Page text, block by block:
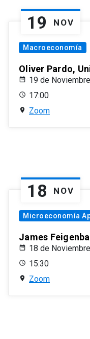
19 NOV
Macroeconomía
Oliver Pardo,
19 de
17:00
Zoom
18 NOV
Microeconomía
James
18 de
15:30
Zoom